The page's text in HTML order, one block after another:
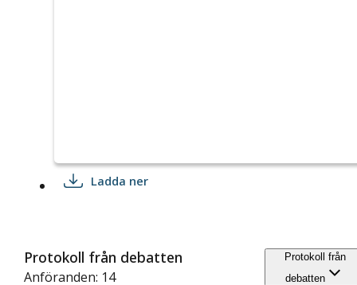
Ladda ner
Protokoll från debatten
Anföranden: 14
Protokoll från
debatten